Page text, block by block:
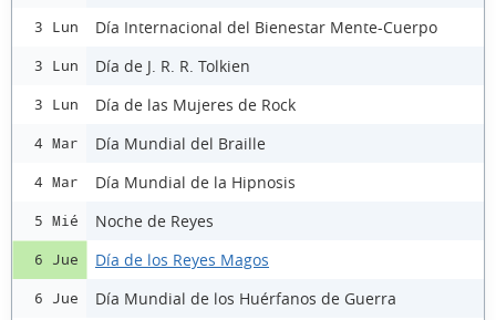
3 Lun Día Internacional del Bienestar Mente-Cuerpo
3 Lun Día de J. R. R. Tolkien
3 Lun Día de las Mujeres de Rock
4 Mar Día Mundial del Braille
4 Mar Día Mundial de la Hipnosis
5 Mié Noche de Reyes
6 Jue Día de los Reyes Magos
6 Jue Día Mundial de los Huérfanos de Guerra